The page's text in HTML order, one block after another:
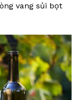
vang sủi bọt